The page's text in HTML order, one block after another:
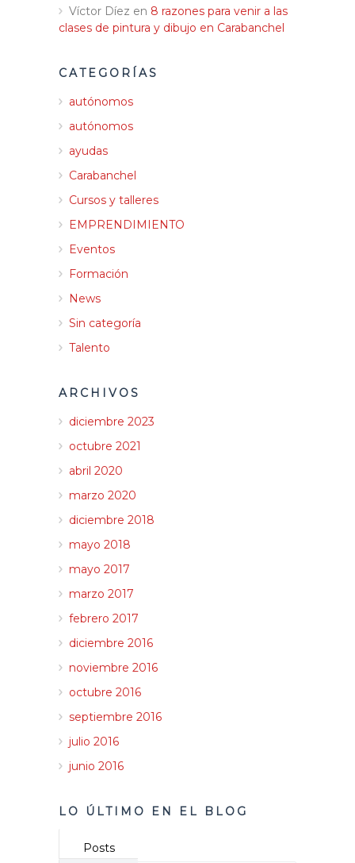
Víctor Díez en 8 razones para venir a las
clases de pintura y dibujo en Carabanchel
CATEGORÍAS
autónomos
autónomos
ayudas
Carabanchel
Cursos y talleres
EMPRENDIMIENTO
Eventos
Formación
News
Sin categoría
Talento
ARCHIVOS
diciembre 2023
octubre 2021
abril 2020
marzo 2020
diciembre 2018
mayo 2018
mayo 2017
marzo 2017
febrero 2017
diciembre 2016
noviembre 2016
octubre 2016
septiembre 2016
julio 2016
junio 2016
LO ÚLTIMO EN EL BLOG
Posts